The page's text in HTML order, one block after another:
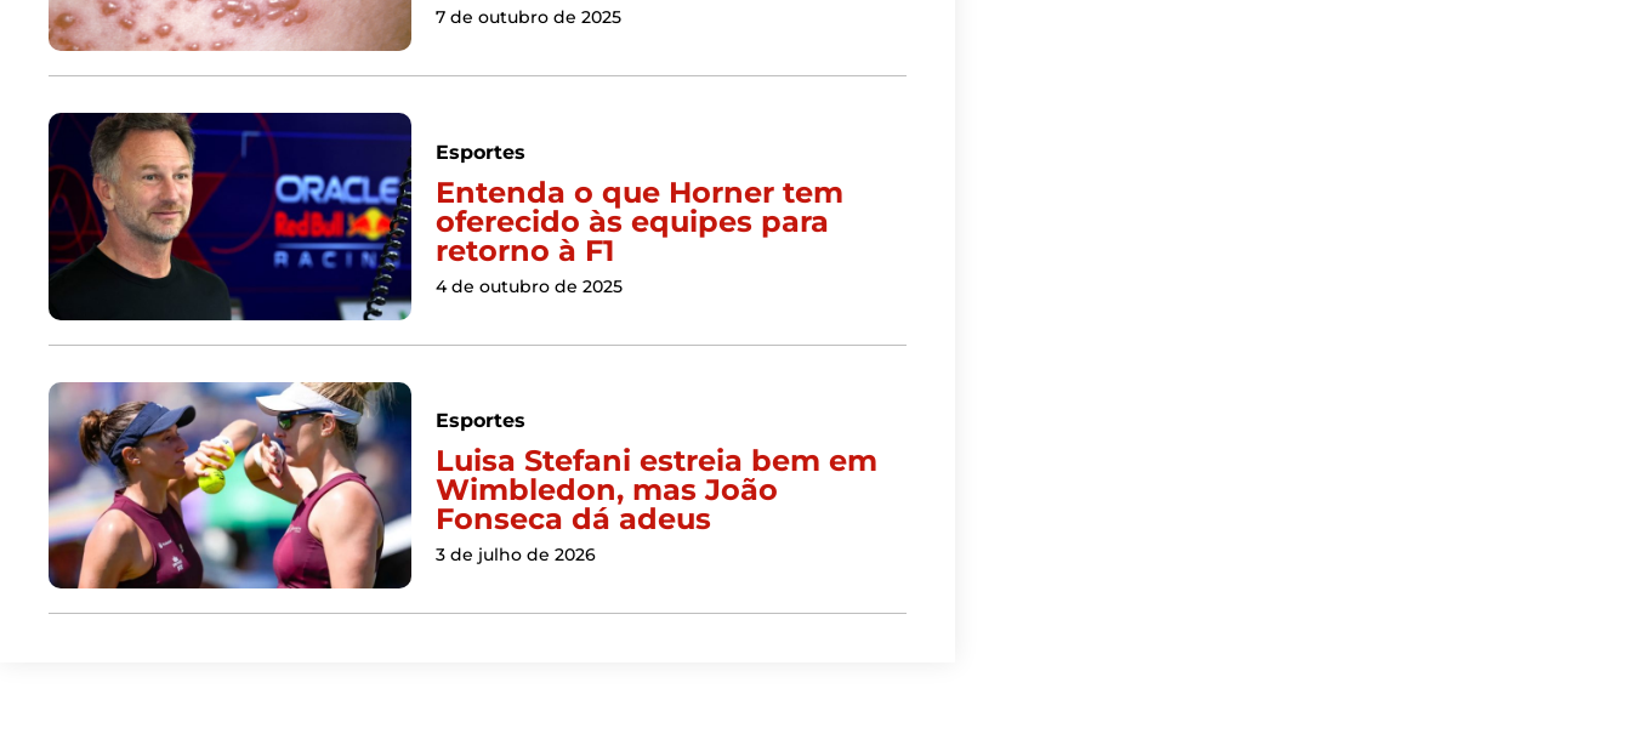
7 de outubro de 2025
Esportes
Entenda o que Horner tem
oferecido às equipes para
retorno à F1
4 de outubro de 2025
Esportes
Luisa Stefani estreia bem em
Wimbledon, mas João
Fonseca dá adeus
3 de julho de 2026